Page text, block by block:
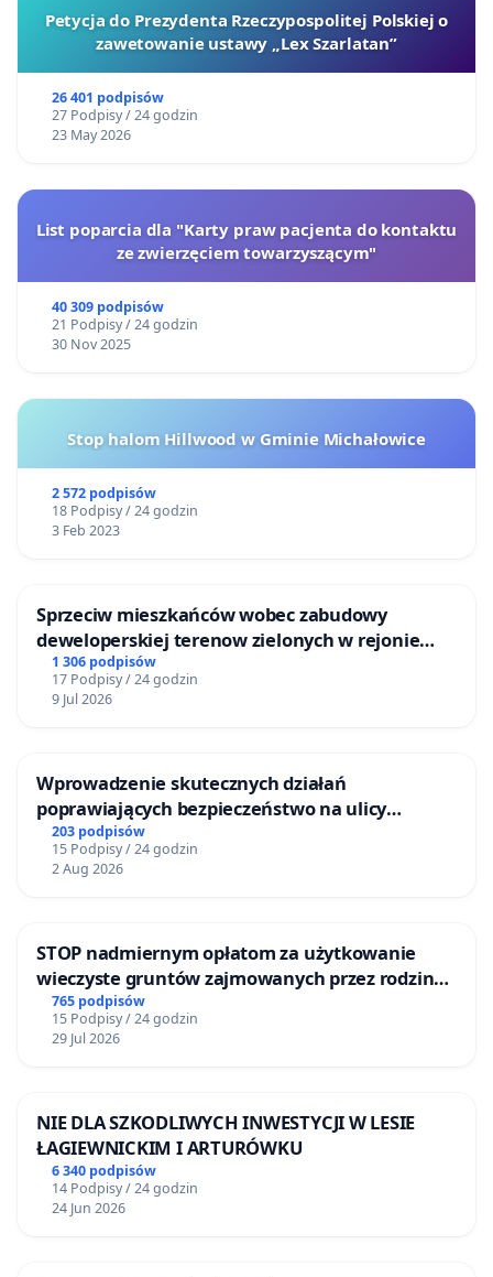
Petycja do Prezydenta Rzeczypospolitej Polskiej o
zawetowanie ustawy „Lex Szarlatan”
26 401 podpisów
27 Podpisy / 24 godzin
23 May 2026
List poparcia dla "Karty praw pacjenta do kontaktu
ze zwierzęciem towarzyszącym"
40 309 podpisów
21 Podpisy / 24 godzin
30 Nov 2025
Stop halom Hillwood w Gminie Michałowice
2 572 podpisów
18 Podpisy / 24 godzin
3 Feb 2023
Sprzeciw mieszkańców wobec zabudowy
deweloperskiej terenow zielonych w rejonie
Bulwarów Straceńskich w Bielsku-Białej
1 306 podpisów
17 Podpisy / 24 godzin
9 Jul 2026
Wprowadzenie skutecznych działań
poprawiających bezpieczeństwo na ulicy
Żeromskiego w Otwocku
203 podpisów
15 Podpisy / 24 godzin
2 Aug 2026
STOP nadmiernym opłatom za użytkowanie
wieczyste gruntów zajmowanych przez rodzinne
ogrody działkowe.
765 podpisów
15 Podpisy / 24 godzin
29 Jul 2026
NIE DLA SZKODLIWYCH INWESTYCJI W LESIE
ŁAGIEWNICKIM I ARTURÓWKU
6 340 podpisów
14 Podpisy / 24 godzin
24 Jun 2026